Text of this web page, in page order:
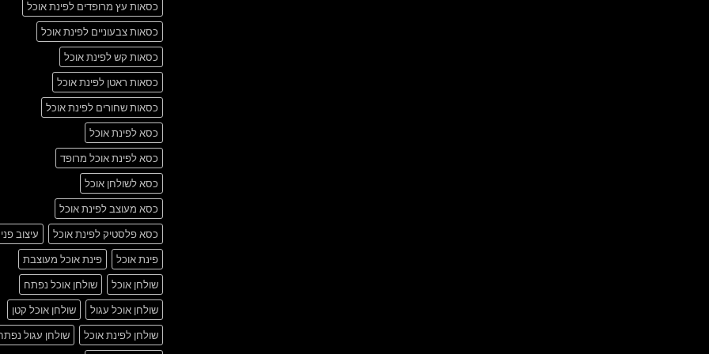
כסאות עץ מרופדים לפינת אוכל
כסאות צבעוניים לפינת אוכל
כסאות קש לפינת אוכל
כסאות ראטן לפינת אוכל
כסאות שחורים לפינת אוכל
כסא לפינת אוכל
כסא לפינת אוכל מרופד
כסא לשולחן אוכל
כסא מעוצב לפינת אוכל
כסא פלסטיק לפינת אוכל
עיצוב
פינת אוכל
פינת אוכל מעוצבת
שולחן אוכל
שולחן אוכל נפתח
שולחן אוכל עגול
שולחן אוכל קטן
שולחן לפינת אוכל
שולחן עגול